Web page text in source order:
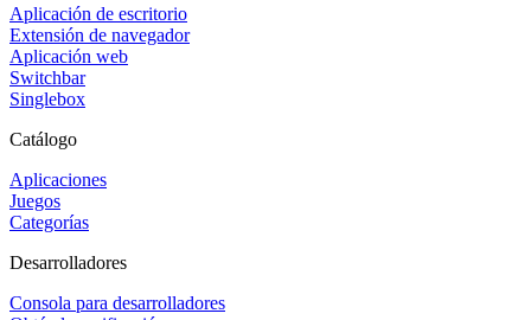
Aplicación de escritorio
Extensión de navegador
Aplicación web
Switchbar
Singlebox
Catálogo
Aplicaciones
Juegos
Categorías
Desarrolladores
Consola para desarrolladores